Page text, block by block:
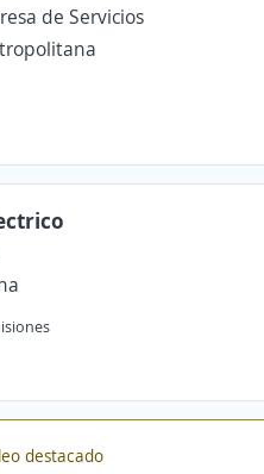
de Servicios
destacado